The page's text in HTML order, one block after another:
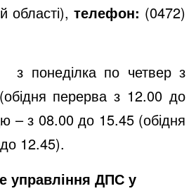
області), телефон: (0472)
з понеділка по четвер з
перерва з 12.00 до
– з 08.00 до 15.45 (обідня
12.45).
управління ДПС у